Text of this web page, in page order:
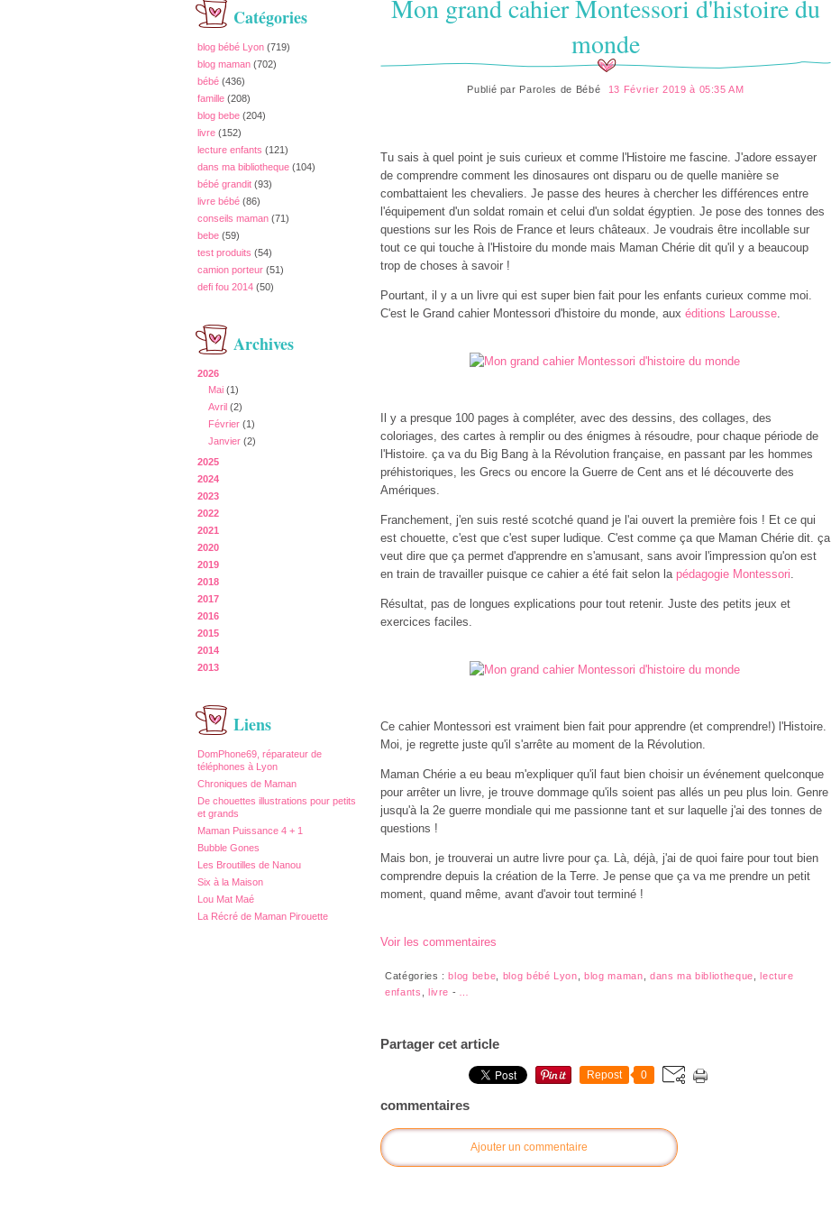
Catégories
blog bébé Lyon (719)
blog maman (702)
bébé (436)
famille (208)
blog bebe (204)
livre (152)
lecture enfants (121)
dans ma bibliotheque (104)
bébé grandit (93)
livre bébé (86)
conseils maman (71)
bebe (59)
test produits (54)
camion porteur (51)
defi fou 2014 (50)
Archives
2026
Mai (1)
Avril (2)
Février (1)
Janvier (2)
2025
2024
2023
2022
2021
2020
2019
2018
2017
2016
2015
2014
2013
Liens
DomPhone69, réparateur de
téléphones à Lyon
Chroniques de Maman
De chouettes illustrations pour petits
et grands
Maman Puissance 4 + 1
Bubble Gones
Les Broutilles de Nanou
Six à la Maison
Lou Mat Maé
La Récré de Maman Pirouette
Mon grand cahier Montessori d'histoire du
monde
Publié par Paroles de Bébé 13 Février 2019 à 05:35 AM
Tu sais à quel point je suis curieux et comme l'Histoire me fascine. J'adore essayer
de comprendre comment les dinosaures ont disparu ou de quelle manière se
combattaient les chevaliers. Je passe des heures à chercher les différences entre
l'équipement d'un soldat romain et celui d'un soldat égyptien. Je pose des tonnes des
questions sur les Rois de France et leurs châteaux. Je voudrais être incollable sur
tout ce qui touche à l'Histoire du monde mais Maman Chérie dit qu'il y a beaucoup
trop de choses à savoir !
Pourtant, il y a un livre qui est super bien fait pour les enfants curieux comme moi.
C'est le Grand cahier Montessori d'histoire du monde, aux éditions Larousse.
Il y a presque 100 pages à compléter, avec des dessins, des collages, des
coloriages, des cartes à remplir ou des énigmes à résoudre, pour chaque période de
l'Histoire. ça va du Big Bang à la Révolution française, en passant par les hommes
préhistoriques, les Grecs ou encore la Guerre de Cent ans et lé découverte des
Amériques.
Franchement, j'en suis resté scotché quand je l'ai ouvert la première fois ! Et ce qui
est chouette, c'est que c'est super ludique. C'est comme ça que Maman Chérie dit. ça
veut dire que ça permet d'apprendre en s'amusant, sans avoir l'impression qu'on est
en train de travailler puisque ce cahier a été fait selon la pédagogie Montessori.
Résultat, pas de longues explications pour tout retenir. Juste des petits jeux et
exercices faciles.
Ce cahier Montessori est vraiment bien fait pour apprendre (et comprendre!) l'Histoire.
Moi, je regrette juste qu'il s'arrête au moment de la Révolution.
Maman Chérie a eu beau m'expliquer qu'il faut bien choisir un événement quelconque
pour arrêter un livre, je trouve dommage qu'ils soient pas allés un peu plus loin. Genre
jusqu'à la 2e guerre mondiale qui me passionne tant et sur laquelle j'ai des tonnes de
questions !
Mais bon, je trouverai un autre livre pour ça. Là, déjà, j'ai de quoi faire pour tout bien
comprendre depuis la création de la Terre. Je pense que ça va me prendre un petit
moment, quand même, avant d'avoir tout terminé !
Voir les commentaires
Catégories :blog bebe blog bébé Lyon ,blog maman dans ma bibliotheque ,lecture
enfants
livre -
Partager cet article
Repost 0
commentaires
Ajouter un commentaire